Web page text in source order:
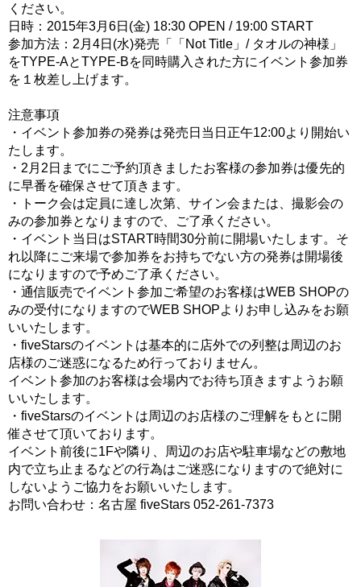
ください。
日時：2015年3月6日(金) 18:30 OPEN / 19:00 START
参加方法：2月4日(水)発売「「Not Title」/ タオルの神様」
をTYPE-AとTYPE-Bを同時購入された方にイベント参加券
を１枚差し上げます。
注意事項
・イベント参加券の発券は発売日当日正午12:00より開始い
たします。
・2月2日までにご予約頂きましたお客様の参加券は優先的
に早番を確保させて頂きます。
・トーク会は定員に達し次第、サイン会または、撮影会の
みの参加券となりますので、ご了承ください。
・イベント当日はSTART時間30分前に開場いたします。そ
れ以降にご来場で参加券をお持ちでない方の発券は開場後
になりますので予めご了承ください。
・通信販売でイベント参加ご希望のお客様はWEB SHOPの
みの受付になりますのでWEB SHOPよりお申し込みをお願
いいたします。
・fiveStarsのイベントは基本的に店外での列整は周辺のお
店様のご迷惑になるため行っておりません。
イベント参加のお客様は会場内でお待ち頂きますようお願
いいたします。
・fiveStarsのイベントは周辺のお店様のご理解をもとに開
催させて頂いております。
イベント前後に1Fや隣り、周辺のお店や駐車場などの敷地
内で立ち止まるなどの行為はご迷惑になりますので絶対に
しないようご協力をお願いいたします。
お問い合わせ：名古屋 fiveStars 052-261-7373